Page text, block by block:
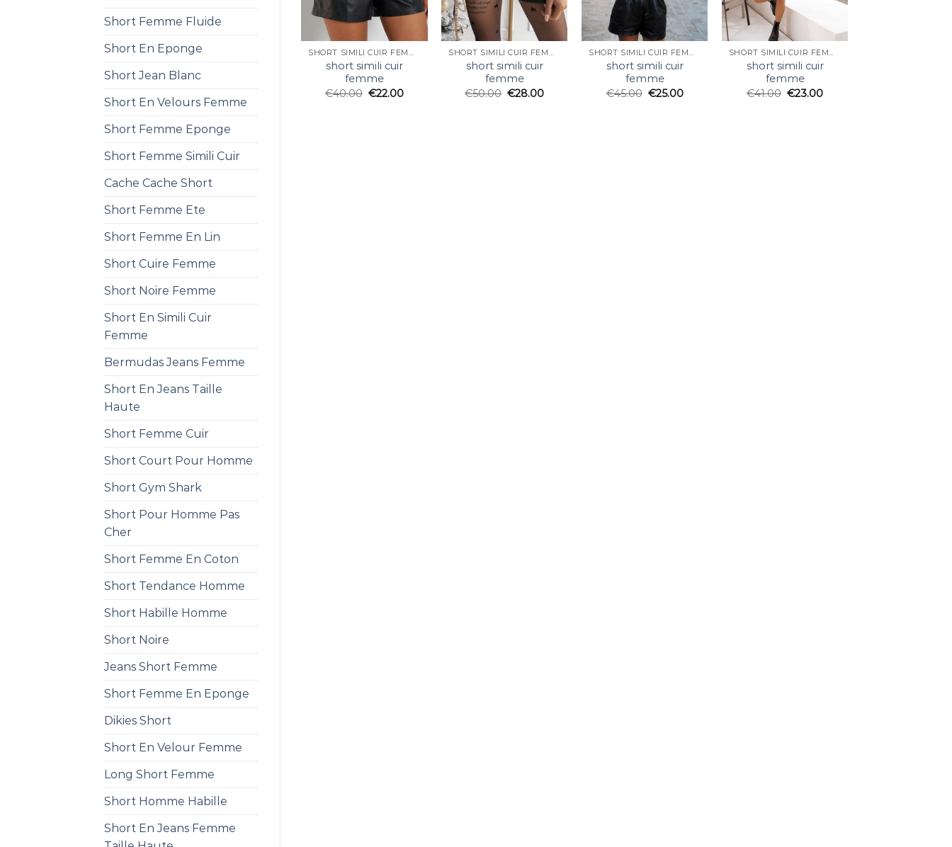
Short Femme Fluide
Short En Eponge
Short Jean Blanc
Short En Velours Femme
Short Femme Eponge
Short Femme Simili Cuir
Cache Cache Short
Short Femme Ete
Short Femme En Lin
Short Cuire Femme
Short Noire Femme
Short En Simili Cuir
Femme
Bermudas Jeans Femme
Short En Jeans Taille
Haute
Short Femme Cuir
Short Court Pour Homme
Short Gym Shark
Short Pour Homme Pas
Cher
Short Femme En Coton
Short Tendance Homme
Short Habille Homme
Short Noire
Jeans Short Femme
Short Femme En Eponge
Dikies Short
Short En Velour Femme
Long Short Femme
Short Homme Habille
Short En Jeans Femme
SHORT SIMILI CUIR FEMME
short simili cuir
femme
€40.00 €22.00
SHORT SIMILI CUIR FEMME
short simili cuir
femme
€50.00 €28.00
SHORT SIMILI CUIR FEMME
short simili cuir
femme
€45.00 €25.00
SHORT SIMILI CUIR FEMME
short simili cuir
femme
€41.00 €23.00